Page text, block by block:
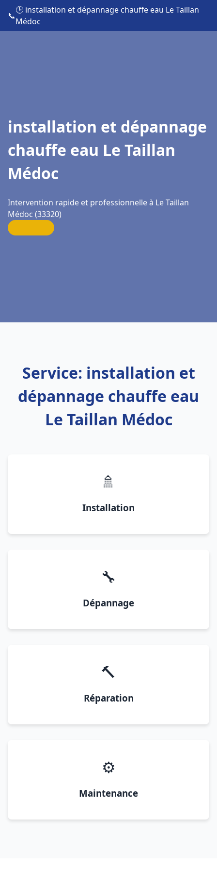
📞
🕒 installation et dépannage chauffe eau Le Taillan
Médoc
installation et dépannage
chauffe eau Le Taillan
Médoc
Intervention rapide et professionnelle à Le Taillan
Médoc (33320)
Service: installation et
dépannage chauffe eau
Le Taillan Médoc
🚿
Installation
🔧
Dépannage
🔨
Réparation
⚙️
Maintenance